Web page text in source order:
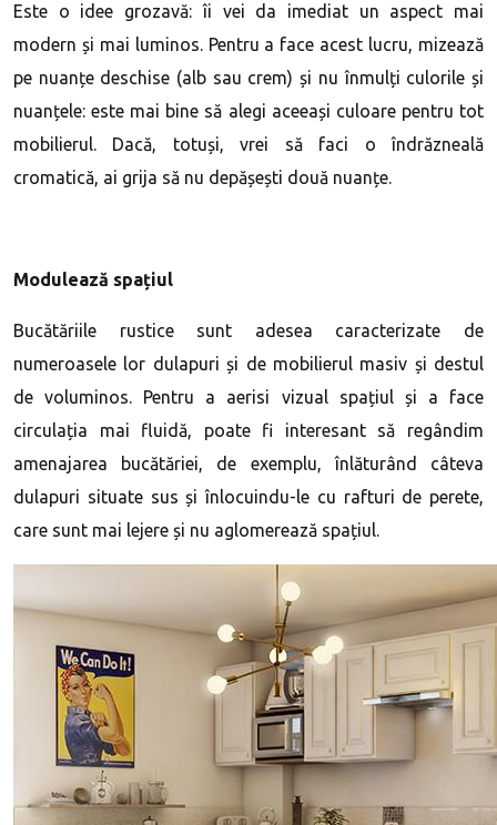
Este o idee grozavă: îi vei da imediat un aspect mai
modern și mai luminos. Pentru a face acest lucru, mizează
pe nuanțe deschise (alb sau crem) și nu înmulți culorile și
nuanțele: este mai bine să alegi aceeași culoare pentru tot
mobilierul. Dacă, totuși, vrei să faci o îndrăzneală
cromatică, ai grija să nu depășești două nuanțe.
Modulează spațiul
Bucătăriile rustice sunt adesea caracterizate de
numeroasele lor dulapuri și de mobilierul masiv și destul
de voluminos. Pentru a aerisi vizual spațiul și a face
circulația mai fluidă, poate fi interesant să regândim
amenajarea bucătăriei, de exemplu, înlăturând câteva
dulapuri situate sus și înlocuindu-le cu rafturi de perete,
care sunt mai lejere și nu aglomerează spațiul.